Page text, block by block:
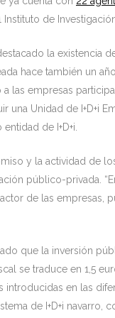
de
la existencia
hace también un
las empresas
una Unidad de I+D+i
de I+D+i.
y la actividad de
público-privada.
de las empresas,
que la inversión
se traduce en 1,5
introducidas en las
de I+D+i navarro,